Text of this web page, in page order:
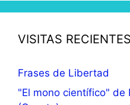
VISITAS RECIENTES
Frases de Libertad
"El mono científico" de